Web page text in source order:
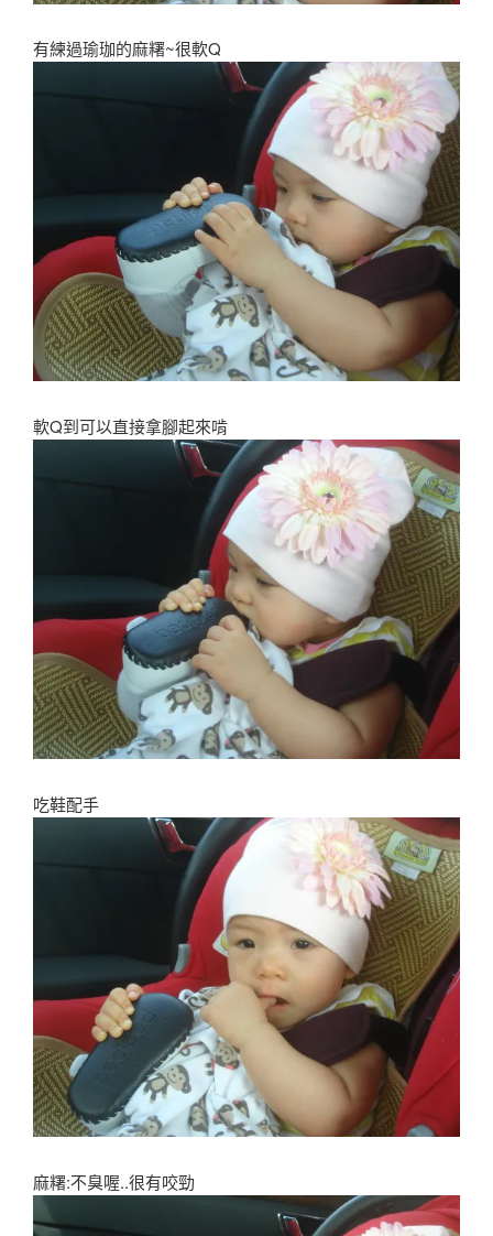
有練過瑜珈的麻糬~很軟Q
軟Q到可以直接拿腳起來啃
吃鞋配手
麻糬:不臭喔..很有咬勁